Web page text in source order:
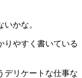
かな。
りやすく書いている
デリケートな仕事な